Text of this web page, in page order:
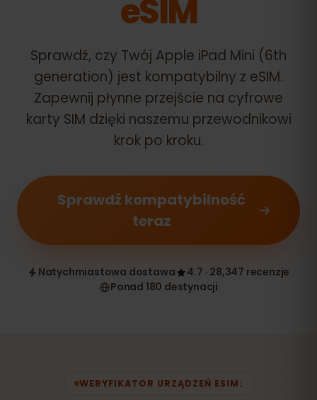
eSIM
Sprawdź, czy Twój Apple iPad Mini (6th
generation) jest kompatybilny z eSIM.
Zapewnij płynne przejście na cyfrowe
karty SIM dzięki naszemu przewodnikowi
krok po kroku.
Sprawdź kompatybilność
teraz
Natychmiastowa dostawa
4.7 · 28,347 recenzje
Ponad 180 destynacji
WERYFIKATOR URZĄDZEŃ ESIM: